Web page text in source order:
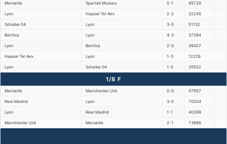
Marseille Spartak Moscou 0-1 45729
Lyon Hapoel Tel Aviv 2-2 32245
Schalke 04 Lyon 3-0 51132
Benfica Lyon 4-3 37394
Lyon Benfica 2-0 39427
Hapoel Tel Aviv Lyon 1-3 12226
Lyon Schalke 04 1-0 35552
1/8 F
Marseille Manchester Utd 0-0 57957
Real Madrid Lyon 3-0 70034
Lyon Real Madrid 1-1 40299
Manchester Utd Marseille 2-1 73996